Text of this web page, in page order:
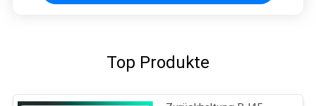
Top Produkte